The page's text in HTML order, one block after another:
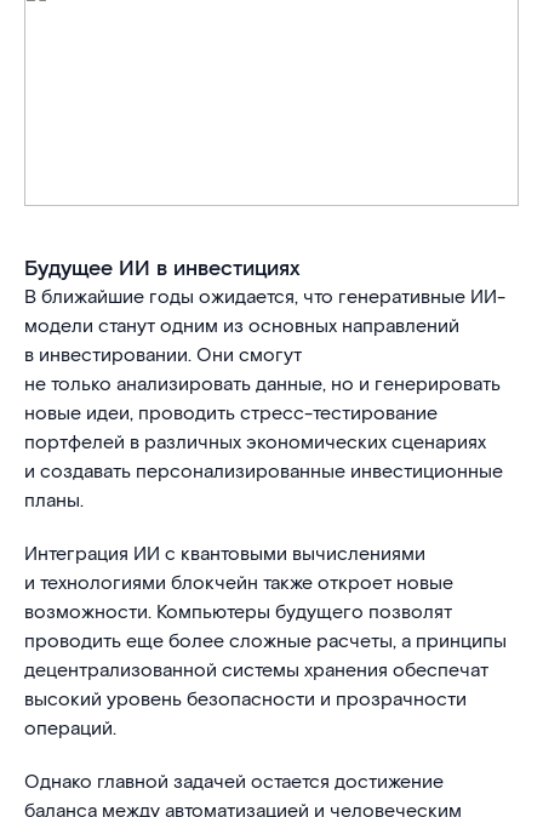
Будущее ИИ в инвестициях
В ближайшие годы ожидается, что генеративные ИИ-
модели станут одним из основных направлений
в инвестировании. Они смогут
не только анализировать данные, но и генерировать
новые идеи, проводить стресс-тестирование
портфелей в различных экономических сценариях
и создавать персонализированные инвестиционные
планы.
Интеграция ИИ с квантовыми вычислениями
и технологиями блокчейн также откроет новые
возможности. Компьютеры будущего позволят
проводить еще более сложные расчеты, а принципы
децентрализованной системы хранения обеспечат
высокий уровень безопасности и прозрачности
операций.
Однако главной задачей остается достижение
баланса между автоматизацией и человеческим